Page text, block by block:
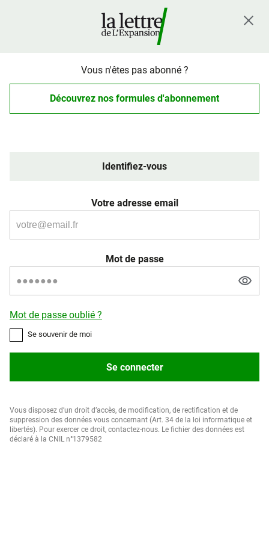
Vous n'êtes pas abonné ?
Découvrez nos formules d'abonnement
Identifiez-vous
Votre adresse email
Mot de passe
Mot de passe oublié ?
Se souvenir de moi
Se connecter
Vous disposez d’un droit d’accès, de modification, de rectification et de
suppression des données vous concernant (Art. 34 de la loi informatique et
libertés). Pour exercer ce droit, contactez-nous. Le fichier des données est
déclaré à la CNIL n°1379582